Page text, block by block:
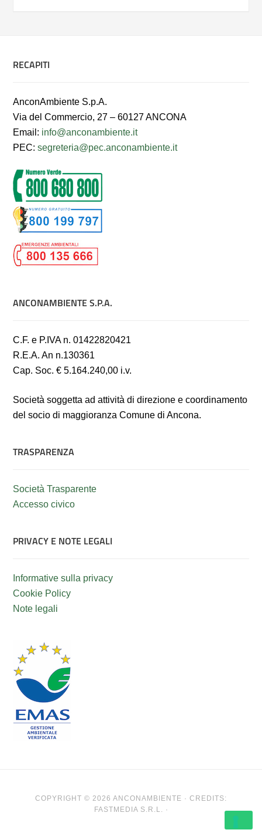
RECAPITI
AnconAmbiente S.p.A.
Via del Commercio, 27 – 60127 ANCONA
Email: info@anconambiente.it
PEC:segreteria@pec.anconambiente.it
ANCONAMBIENTE S.P.A.
C.F. e P.IVA n. 01422820421
R.E.A. An n.130361
Cap. Soc. € 5.164.240,00 i.v.
Società soggetta ad attività di direzione e coordinamento
del socio di maggioranza Comune di Ancona.
TRASPARENZA
Società Trasparente
Accesso civico
PRIVACY E NOTE LEGALI
Informative sulla privacy
Cookie Policy
Note legali
COPYRIGHT © 2026 ANCONAMBIENTE · CREDITS:
FASTMEDIA S.R.L. ·